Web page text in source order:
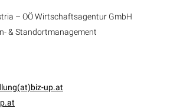
– OÖ Wirtschaftsagentur GmbH
& Standortmanagement
up.at